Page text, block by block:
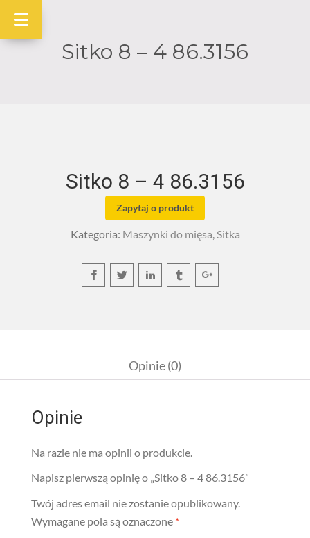
Sitko 8 – 4 86.3156
Sitko 8 – 4 86.3156
Zapytaj o produkt
Kategoria: Maszynki do mięsa,Sitka
Opinie (0)
Opinie
Na razie nie ma opinii o produkcie.
Napisz pierwszą opinię o „Sitko 8 – 4 86.3156”
Twój adres email nie zostanie opublikowany.
Wymagane pola są oznaczone *